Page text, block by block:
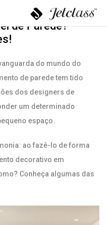
de Parede?
do mundo do
de parede tem tido
dos designers de
um determinado
espaço.
ao fazê-lo de forma
decorativo em
Conheça algumas das